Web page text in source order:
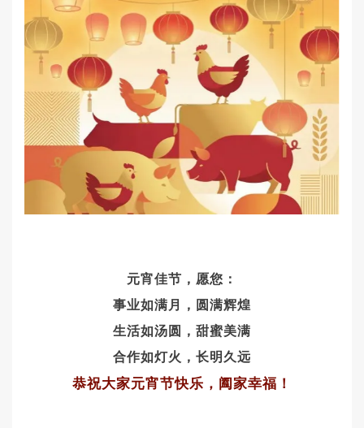
元宵佳节，愿您：
事业如满月，圆满辉煌
生活如汤圆，甜蜜美满
合作如灯火，长明久远
恭祝大家元宵节快乐，阖家幸福！